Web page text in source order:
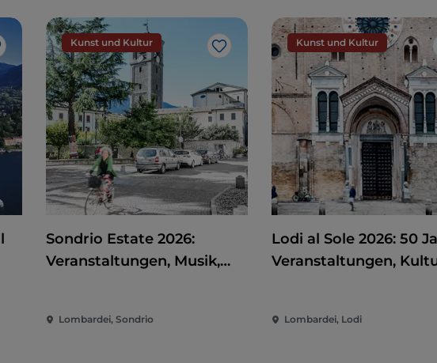
Kunst und Kultur
Like
Sondrio Estate 2026:
Veranstaltungen, Musik,
Lombardei, Sondrio
Kunst und Kultur
Lodi al Sole 2026: 50
Veranstaltungen,
Lombardei, Lodi